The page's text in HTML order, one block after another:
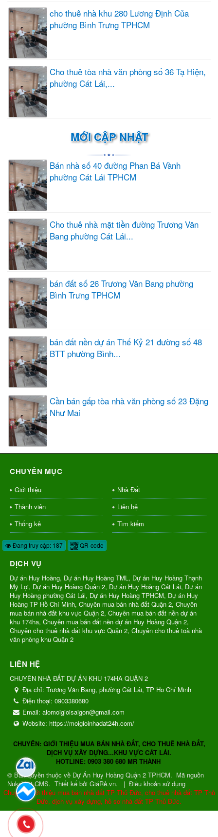
cho thuê nhà khu 280 Lương Định Của
phường Bình Trưng TPHCM
Cho thuê tòa nhà văn phòng số 36 Tạ Hiện,
phường Cát Lái,...
MỚI CẬP NHẬT
Bán nhà số 40 đường Phan Bá Vành
phường Cát Lái TPHCM
Cho thuê nhà mặt tiền đường Trương Văn
Bang phường Cát Lái...
bán đất số 26 Trương Văn Bang phường
Bình Trưng TPHCM
bán đất nền dự án Thế Kỷ 21 đường số 48
BTT phường Bình...
Cần bán gấp tòa nhà văn phòng số 23 Đặng
Như Mai
CHUYÊN MỤC
Giới thiệu
Nhà Đất
Thành viên
Liên hệ
Thống kê
Tìm kiếm
Đang truy cập: 187 QR-code
DỊCH VỤ
Dự án Huy Hoàng, Dự án Huy Hoàng TML, Dự án Huy Hoàng Thạnh
Mỹ Lợi, Dự án Huy Hoàng Quận 2, Dự án Huy Hoàng Cát Lái, Dự án
Huy Hoàng phường Cát Lái, Dự án Huy Hoàng TPHCM, Dự án Huy
Hoàng TP Hồ Chí Minh, Chuyên mua bán nhà đất Quận 2, Chuyên
mua bán nhà đất khu vực Quận 2, Chuyên mua bán đất nền dự án
khu 174ha, Chuyên mua bán đất nền dự án Huy Hoàng Quận 2,
Chuyên cho thuê nhà đất khu vực Quận 2, Chuyên cho thuê toà nhà
văn phòng khu Quận 2
LIÊN HỆ
CHUYÊN NHÀ ĐẤT DỰ ÁN KHU 174HA QUẬN 2
Địa chỉ: Trương Văn Bang, phường Cát Lái, TP Hồ Chí Minh
Điện thoại: 0903380680
Email: alomoigioisaigon@gmail.com
Website: https://moigioinhadat24h.com/
CHUYÊN: GIỚI THIỆU MUA BÁN NHÀ ĐẤT, CHO THUÊ NHÀ ĐẤT,
DỊCH VỤ XÂY DỰNG...KHU VỰC CÁT LÁI.
HOTLINE: 0903 380 680 MR THÀNH
© Bản quyền thuộc về Dự Án Huy Hoàng Quận 2 TPHCM. Mã nguồn
NukeViet CMS. Thiết kế bởi GiáRẻ.vn. | Điều khoản sử dụng
Chuyên: Giới thiệu mua bán nhà đất TP Thủ Đức, cho thuê nhà đất TP Thủ
Đức, dịch vụ xây dựng, hồ sơ nhà đất TP Thủ Đức.